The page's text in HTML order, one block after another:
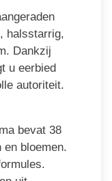
halsstarrig,
Dankzij
u eerbied
autoriteit.
bevat 38
bloemen.